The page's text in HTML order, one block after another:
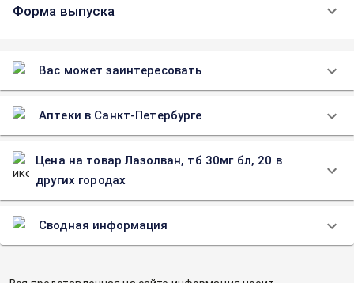
Форма выпуска
Вас может заинтересовать
Аптеки в Санкт-Петербурге
Цена на товар Лазолван, тб 30мг бл, 20 в
других городах
Сводная информация